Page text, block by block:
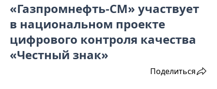
«Газпромнефть-СМ» участвует
в национальном проекте
цифрового контроля качества
«Честный знак»
Поделиться